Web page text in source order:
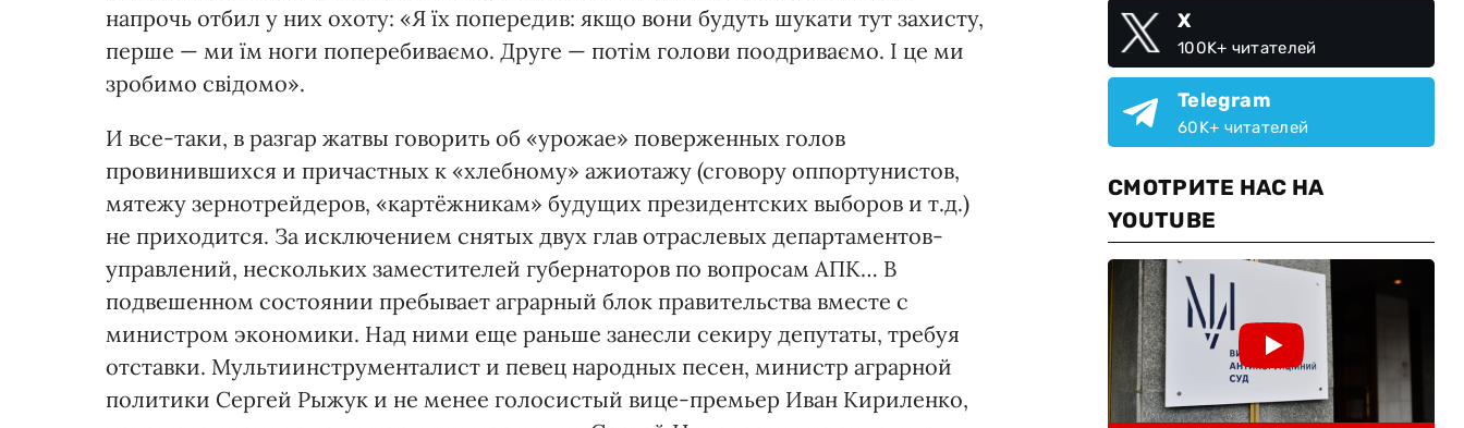
напрочь отбил у них охоту: «Я їх попередив: якщо вони будуть шукати тут захисту,
перше — ми їм ноги поперебиваємо. Друге — потім голови поодриваємо. І це ми
зробимо свідомо».
И все-таки, в разгар жатвы говорить об «урожае» поверженных голов
провинившихся и причастных к «хлебному» ажиотажу (сговору оппортунистов,
мятежу зернотрейдеров, «картёжникам» будущих президентских выборов и т.д.)
не приходится. За исключением снятых двух глав отраслевых департаментов-
управлений, нескольких заместителей губернаторов по вопросам АПК… В
подвешенном состоянии пребывает аграрный блок правительства вместе с
министром экономики. Над ними еще раньше занесли секиру депутаты, требуя
отставки. Мультиинструменталист и певец народных песен, министр аграрной
политики Сергей Рыжук и не менее голосистый вице-премьер Иван Кириленко,
X
100K+ читателей
Telegram
60K+ читателей
СМОТРИТЕ НАС НА
YOUTUBE